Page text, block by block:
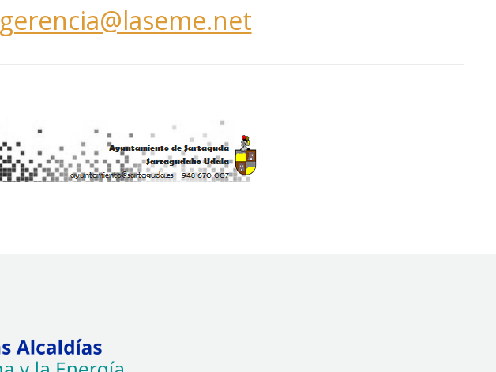
gerencia@laseme.net